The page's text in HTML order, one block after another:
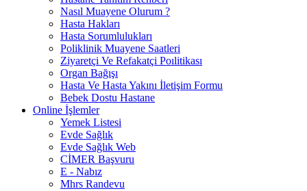
Nasıl Muayene Olurum ?
Hasta Hakları
Hasta Sorumlulukları
Poliklinik Muayene Saatleri
Ziyaretçi Ve Refakatçi Poılitikası
Organ Bağışı
Hasta Ve Hasta Yakını İletişim Formu
Bebek Dostu Hastane
Online İşlemler
Yemek Listesi
Evde Sağlık
Evde Sağlık Web
CİMER Başvuru
E - Nabız
Mhrs Randevu